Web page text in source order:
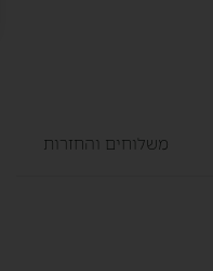
משלוחים והחזרות